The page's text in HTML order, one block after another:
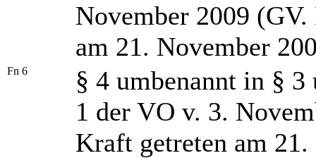
November 2009
am 21. November
Fn 6
§ 4 umbenannt in §
1 der VO v. 3.
Kraft getreten am